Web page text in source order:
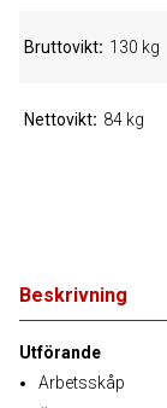
Beskrivning
Utförande
Arbetsskåp
Bruttovikt 130 kg
Nettovikt 84 kg